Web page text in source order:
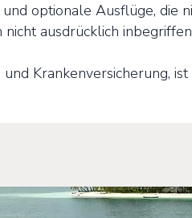
optionale Ausflüge, die
ausdrücklich
Krankenversicherung,